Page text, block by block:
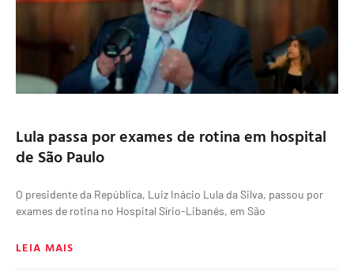
Lula passa por exames de rotina em hospital
de São Paulo
O presidente da República, Luiz Inácio Lula da Silva, passou por
exames de rotina no Hospital Sírio-Libanês, em São
LEIA MAIS